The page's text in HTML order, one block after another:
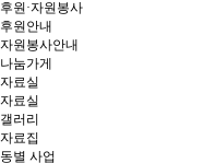
후원·자원봉사
후원안내
자원봉사안내
나눔가게
자료실
자료실
갤러리
자료집
동별 사업